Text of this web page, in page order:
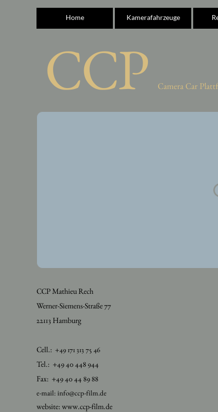
Home Kamerafahrzeuge
CCP Camera Car
CCP Mathieu Rech
Werner-Siemens-Straße 77
22113 Hamburg
Cell.: +49 171 313 75 46
Tel.: +49 40 448 944
Fax: +49 40 44 89 88
e-mail: info@ccp-film.de
website: www.ccp-film.de